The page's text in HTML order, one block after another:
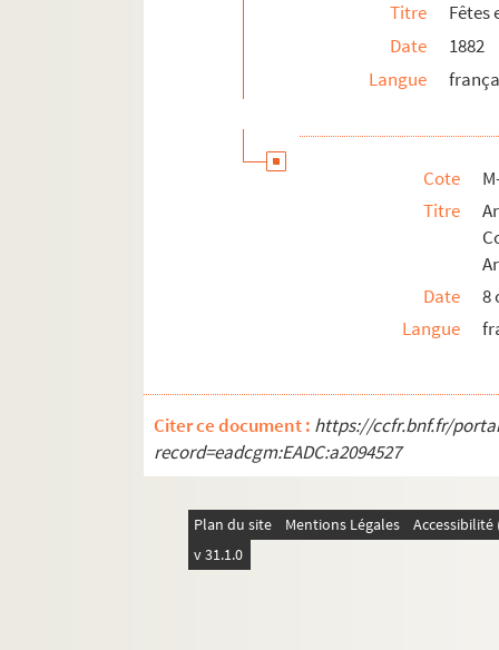
Titre
Fêtes
Date
1882
Langue
Cote
Titre
Date
8
Langue
Citer ce document : https://ccfr.bnf.fr/
record=eadcgm:EADC:a2094527
Plan du site Mentions Légales
v 31.1.0